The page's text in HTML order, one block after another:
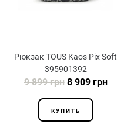
Рюкзак TOUS Kaos Pix Soft
395901392
9 899 грн8 909 грн
КУПИТЬ